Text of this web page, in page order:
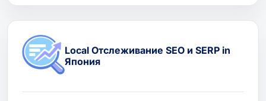
Local Отслеживание SEO и SERP in
Япония